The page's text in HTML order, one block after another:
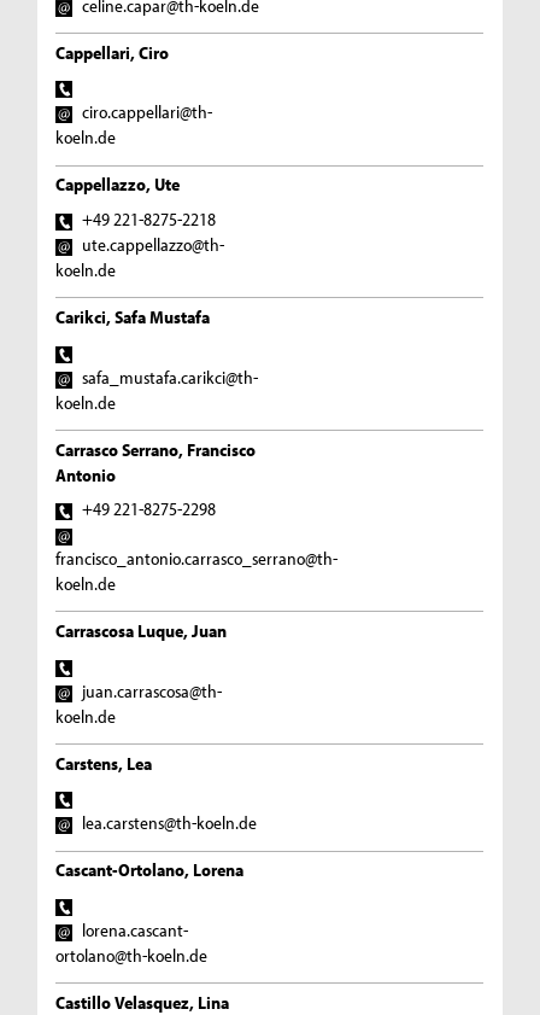
celine.capar@th-koeln.de
Cappellari, Ciro
ciro.cappellari@th-
koeln.de
Cappellazzo, Ute
+49 221-8275-2218
ute.cappellazzo@th-
koeln.de
Carikci, Safa Mustafa
safa_mustafa.carikci@th-
koeln.de
Carrasco Serrano, Francisco
Antonio
+49 221-8275-2298
francisco_antonio.carrasco_serrano@th-
koeln.de
Carrascosa Luque, Juan
juan.carrascosa@th-
koeln.de
Carstens, Lea
lea.carstens@th-koeln.de
Cascant-Ortolano, Lorena
lorena.cascant-
ortolano@th-koeln.de
Castillo Velasquez, Lina